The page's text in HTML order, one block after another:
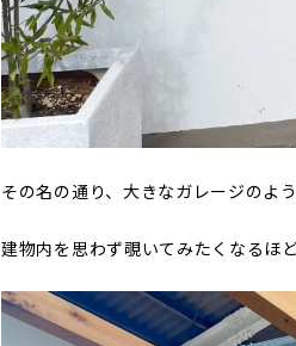
その名の通り、大きなガレージのよ
建物内を思わず覗いてみたくなるほ